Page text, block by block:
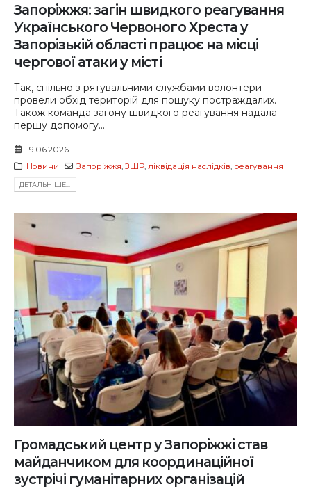
Запоріжжя: загін швидкого реагування
Українського Червоного Хреста у
Запорізькій області працює на місці
чергової атаки у місті
Так, спільно з рятувальними службами волонтери
провели обхід територій для пошуку постраждалих.
Також команда загону швидкого реагування надала
першу допомогу...
19.06.2026
Новини
Запоріжжя,ЗШР,ліквідація наслідків, реагування
ДЕТАЛЬНIШЕ...
Громадський центр у Запоріжжі став
майданчиком для координаційної
зустрічі гуманітарних організацій